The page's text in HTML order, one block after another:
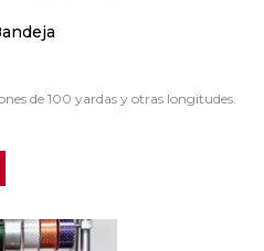
de 100 yardas y otras longitudes.